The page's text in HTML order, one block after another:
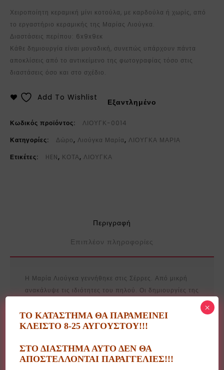
Χειροποίητη κεραμική μίνι κοτούλα, με καρδούλα ή χωρίς, από
το εργαστήριο κεραμικής της Μαρίας Λιούγκα.
Διαστάσεις περίπου: 6x9x9εκ
Κάθε δημιουργία είναι μοναδική, συνεπώς υπάρχουν πάντα
αποκλίσεις από το αντικείμενο της φωτογραφίας τόσο στις
διαστάσεις όσο και στο σχέδιο.
Εξαντλημένο
Add To Wishlist
Κωδικός προϊόντος:
ΛΙΟΥΓΚ-0014
Κατηγορίες:
Δώρο, Λιούγκα Μαρία, ΛΙΟΥΓΚΑ ΜΑΡΙΑ
Ετικέτες:
HEN, ΚΟΤΑ, ΛΙΟΥΓΚΑ
Περιγραφή
Επιπλέον πληροφορίες
Η Μαρία Λιούγκα γεννήθηκε στις Σέρρες. Από μικρή
ανακάλυψε τις ιδιότητες του πηλού. Οι δημιουργίες της
διακοσμητικά τοίχου όλα με το δικό της μοναδικό
ύφος!
Τελείωσε την σχολή Κεραμικής του ΟΑΕΔ Θεσ/κης το
1994.
ΤΟ ΚΑΤΑΣΤΗΜΑ ΘΑ ΠΑΡΑΜΕΙΝΕΙ
ΚΛΕΙΣΤΟ 8-25 ΑΥΓΟΥΣΤΟΥ!!!
ΣΤΟ ΔΙΑΣΤΗΜΑ ΑΥΤΟ ΔΕΝ ΘΑ
ΑΠΟΣΤΕΛΛΟΝΤΑΙ ΠΑΡΑΓΓΕΛΙΕΣ!!!
×